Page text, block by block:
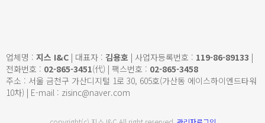
업체명 : 지스 I&C | 대표자 : 김용호 | 사업자등록번호 : 119-86-89133 |
전화번호 : 02-865-3451(代) | 팩스번호 : 02-865-3458
주소 : 서울 금천구 가산디지털 1로 30, 605호(가산동 에이스하이엔드타워
10차) | E-mail : zisinc@naver.com